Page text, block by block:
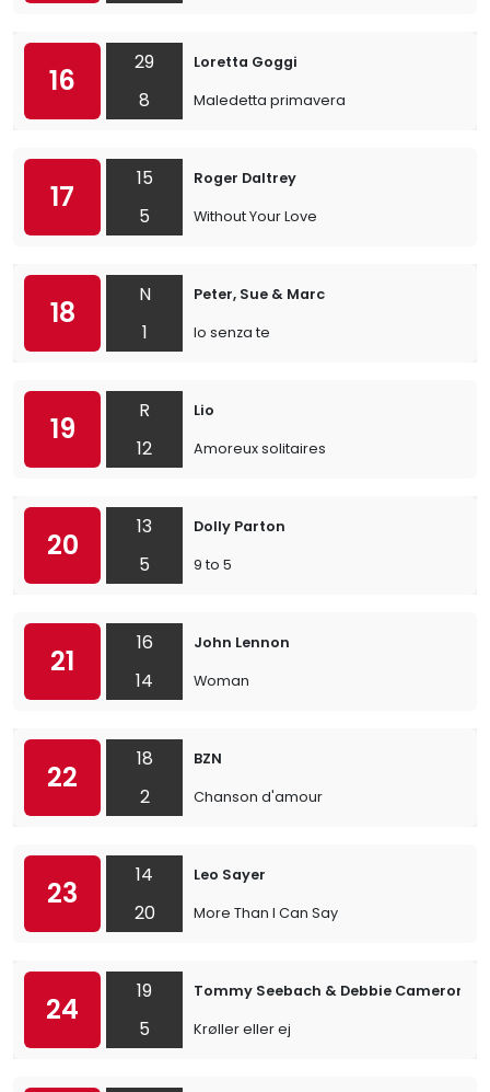
16
29
8
Loretta Goggi
Maledetta primavera
17
15
5
Roger Daltrey
Without Your Love
18
N
1
Peter, Sue & Marc
Io senza te
19
R
12
Lio
Amoreux solitaires
20
13
5
Dolly Parton
9 to 5
21
16
14
John Lennon
Woman
22
18
2
BZN
Chanson d'amour
23
14
20
Leo Sayer
More Than I Can Say
24
19
5
Tommy Seebach & Debbie Cameron
Krøller eller ej